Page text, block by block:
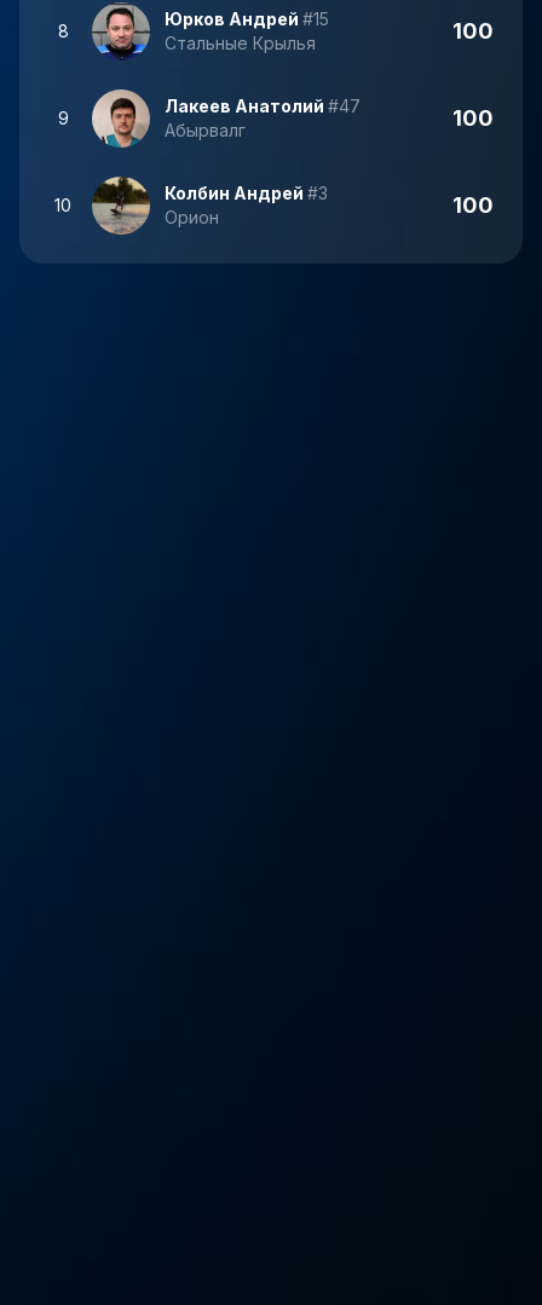
8
Юрков Андрей #15
Стальные Крылья
100
9
Лакеев Анатолий #47
Абырвалг
100
10
Колбин Андрей #3
Орион
100